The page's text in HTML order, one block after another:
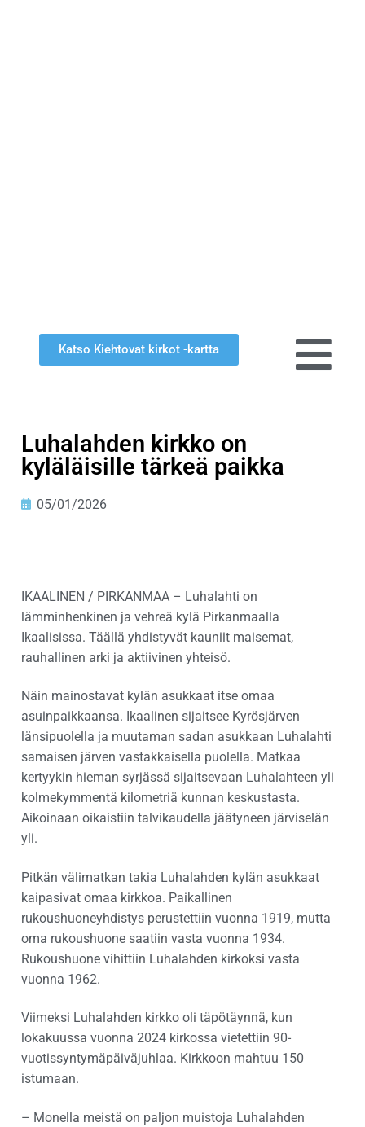
Katso Kiehtovat kirkot -kartta
Luhalahden kirkko on
kyläläisille tärkeä paikka
05/01/2026
IKAALINEN / PIRKANMAA – Luhalahti on
lämminhenkinen ja vehreä kylä Pirkanmaalla
Ikaalisissa. Täällä yhdistyvät kauniit maisemat,
rauhallinen arki ja aktiivinen yhteisö.
Näin mainostavat kylän asukkaat itse omaa
asuinpaikkaansa. Ikaalinen sijaitsee Kyrösjärven
länsipuolella ja muutaman sadan asukkaan Luhalahti
samaisen järven vastakkaisella puolella. Matkaa
kertyykin hieman syrjässä sijaitsevaan Luhalahteen yli
kolmekymmentä kilometriä kunnan keskustasta.
Aikoinaan oikaistiin talvikaudella jäätyneen järviselän
yli.
Pitkän välimatkan takia Luhalahden kylän asukkaat
kaipasivat omaa kirkkoa. Paikallinen
rukoushuoneyhdistys perustettiin vuonna 1919, mutta
oma rukoushuone saatiin vasta vuonna 1934.
Rukoushuone vihittiin Luhalahden kirkoksi vasta
vuonna 1962.
Viimeksi Luhalahden kirkko oli täpötäynnä, kun
lokakuussa vuonna 2024 kirkossa vietettiin 90-
vuotissyntymäpäiväjuhlaa. Kirkkoon mahtuu 150
istumaan.
– Monella meistä on paljon muistoja Luhalahden